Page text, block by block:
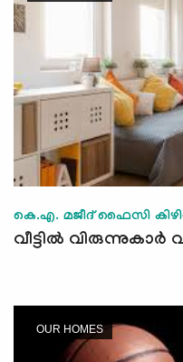
കെ.എ. മജീദ് ഫൈസി
വീട്ടില്‍ വിരുന്നുകാര്‍
OUR HOMES